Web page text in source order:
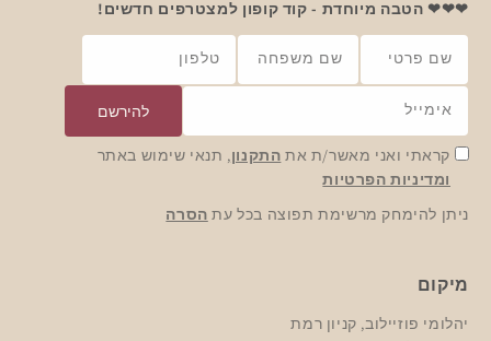
❤❤❤ הטבה מיוחדת - קוד קופון למצטרפים חדשים!
שם פרטי שם משפחה טלפון
אימייל להירשם
קראתי ואני מאשר/ת את התקנון, תנאי שימוש באתר
ומדיניות הפרטיות
ניתן להימחק מרשימת תפוצה בכל עת הסרה
מיקום
יהלומי פוזיילוב, קניון רמת